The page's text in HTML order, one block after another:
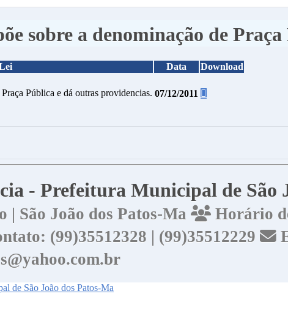
sobre a denominação de
Data Download
Pública e dá outras providencias. 07/12/2011
- Prefeitura Municipal de São
| São João dos Patos-Ma
Horário
(99)35512328 | (99)35512229
de São João dos Patos-Ma